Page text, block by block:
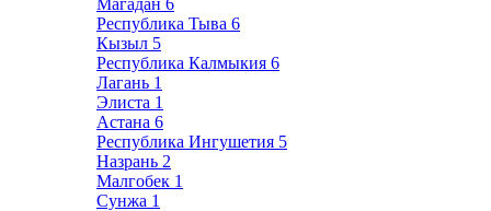
Магадан 6
Республика Тыва 6
Кызыл 5
Республика Калмыкия 6
Лагань 1
Элиста 1
Астана 6
Республика Ингушетия 5
Назрань 2
Малгобек 1
Сунжа 1